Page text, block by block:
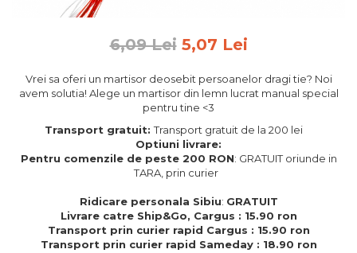
Felicitari cu model
Rame foto din lemn
Aromaterapie
Decoratiuni pentru casa
Genti si portofele barbati din
Cadouri de Paste
Produse personalizate pentru
nunti si botezuri
6,09 Lei 5,07 Lei
Vrei sa oferi un martisor deosebit persoanelor dragi tie? Noi
avem solutia! Alege un martisor din lemn lucrat manual special
pentru tine <3
Transport gratuit:Transport gratuit de la 200 lei
Optiuni livrare:
Pentru comenzile de peste 200 RON: GRATUIT oriunde in
TARA, prin curier
Ridicare personala Sibiu: GRATUIT
Livrare catre Ship&Go, Cargus : 15.90 ron
Transport prin curier rapid Cargus : 15.90 ron
Transport prin curier rapid Sameday : 18.90 ron